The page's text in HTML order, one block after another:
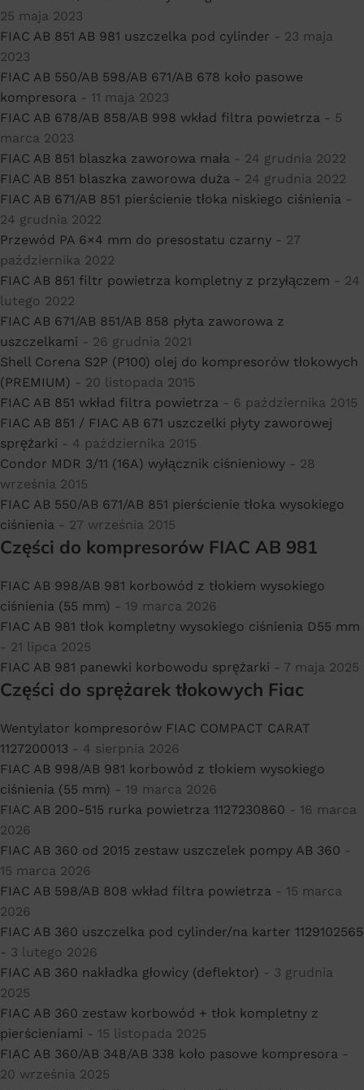
25 maja 2023
FIAC AB 851 AB 981 uszczelka pod cylinder - 23 maja
2023
FIAC AB 550/AB 598/AB 671/AB 678 koło pasowe
kompresora - 11 maja 2023
FIAC AB 678/AB 858/AB 998 wkład filtra powietrza - 5
marca 2023
FIAC AB 851 blaszka zaworowa mała - 24 grudnia 2022
FIAC AB 851 blaszka zaworowa duża - 24 grudnia 2022
FIAC AB 671/AB 851 pierścienie tłoka niskiego ciśnienia -
24 grudnia 2022
Przewód PA 6×4 mm do presostatu czarny - 27
października 2022
FIAC AB 851 filtr powietrza kompletny z przyłączem - 24
lutego 2022
FIAC AB 671/AB 851/AB 858 płyta zaworowa z
uszczelkami - 26 grudnia 2021
Shell Corena S2P (P100) olej do kompresorów tłokowych
(PREMIUM) - 20 listopada 2015
FIAC AB 851 wkład filtra powietrza - 6 października 2015
FIAC AB 851 / FIAC AB 671 uszczelki płyty zaworowej
sprężarki - 4 października 2015
Condor MDR 3/11 (16A) wyłącznik ciśnieniowy - 28
września 2015
FIAC AB 550/AB 671/AB 851 pierścienie tłoka wysokiego
ciśnienia - 27 września 2015
Części do kompresorów FIAC AB 981
FIAC AB 998/AB 981 korbowód z tłokiem wysokiego
ciśnienia (55 mm) - 19 marca 2026
FIAC AB 981 tłok kompletny wysokiego ciśnienia D55 mm
- 21 lipca 2025
FIAC AB 981 panewki korbowodu sprężarki - 7 maja 2025
Części do sprężarek tłokowych Fiac
Wentylator kompresorów FIAC COMPACT CARAT
1127200013 - 4 sierpnia 2026
FIAC AB 998/AB 981 korbowód z tłokiem wysokiego
ciśnienia (55 mm) - 19 marca 2026
FIAC AB 200-515 rurka powietrza 1127230860 - 16 marca
2026
FIAC AB 360 od 2015 zestaw uszczelek pompy AB 360 -
15 marca 2026
FIAC AB 598/AB 808 wkład filtra powietrza - 15 marca
2026
FIAC AB 360 uszczelka pod cylinder/na karter 1129102565
- 3 lutego 2026
FIAC AB 360 nakładka głowicy (deflektor) - 3 grudnia
2025
FIAC AB 360 zestaw korbowód + tłok kompletny z
pierścieniami - 15 listopada 2025
FIAC AB 360/AB 348/AB 338 koło pasowe kompresora -
20 września 2025